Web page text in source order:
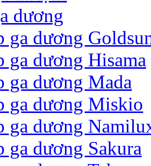
dương
ga dương
ga dương Hisama
ga dương Mada
ga dương Miskio
ga dương
ga dương Sakura